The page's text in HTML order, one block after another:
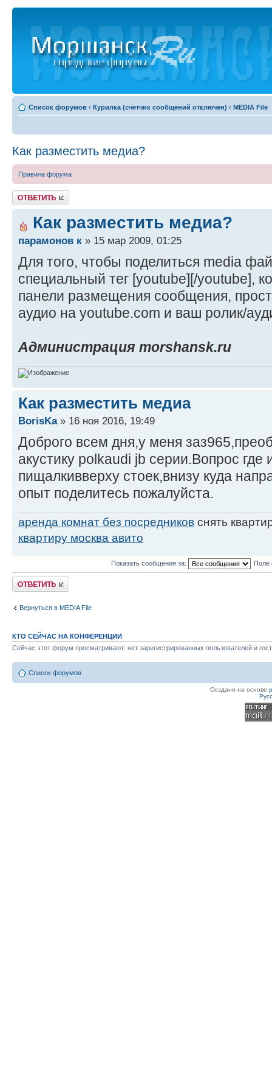
Список форумов ‹ Курилка (счетчик сообщений отключен) ‹ MEDIA File
Как разместить медиа?
Правила форума
Ответить
Как разместить медиа?
парамонов к » 15 мар 2009, 01:25
Для того, чтобы поделиться media
специальный тег [youtube][/youtube],
панели размещения сообщения,
аудио на youtube.com и ваш ролик/
Администрация morshansk.ru
Как разместить медиа
BorisKa» 16 ноя 2016, 19:49
Доброго всем дня,у меня
акустику polkaudi jb серии.Вопрос где
пищалкивверху стоек,внизу куда
опыт поделитесь пожалуйста.
аренда комнат без посредников снять
квартиру москва авито
Показать сообщения за: Поле
Ответить
Вернуться в MEDIA File
КТО СЕЙЧАС НА КОНФЕРЕНЦИИ
Сейчас этот форум просматривают: нет зарегистрированных пользователей и
Список форумов
Создано на основе